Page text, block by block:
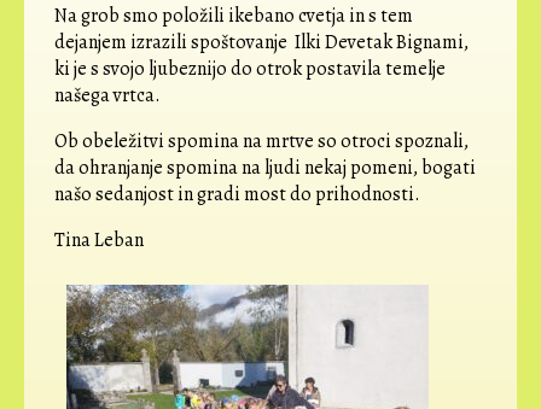
Na grob smo položili ikebano cvetja in s tem
dejanjem izrazili spoštovanje Ilki Devetak Bignami,
ki je s svojo ljubeznijo do otrok postavila temelje
našega vrtca.
Ob obeležitvi spomina na mrtve so otroci spoznali,
da ohranjanje spomina na ljudi nekaj pomeni, bogati
našo sedanjost in gradi most do prihodnosti.
Tina Leban